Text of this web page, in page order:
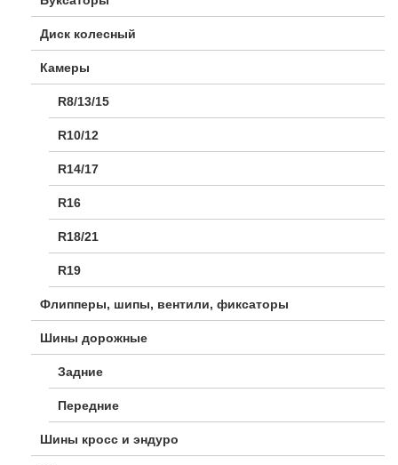
Диск колесный
Камеры
R8/13/15
R10/12
R14/17
R16
R18/21
R19
Флипперы, шипы, вентили, фиксаторы
Шины дорожные
Задние
Передние
Шины кросс и эндуро